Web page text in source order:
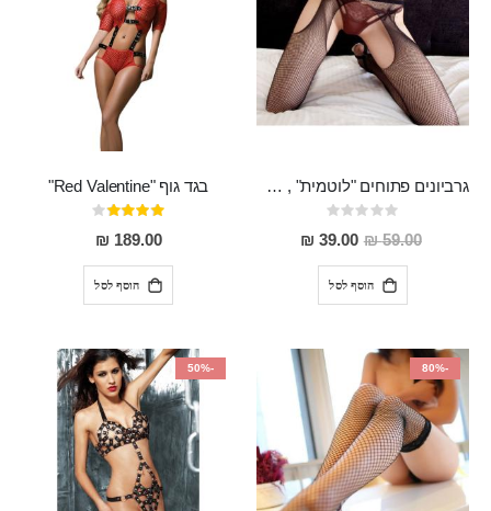
גרביונים פתוחים "לוטמית" , מפתים, מדגישים את מראה הישבן
Rating:
0%
59.00 ₪
מחיר
מבצע
39.00 ₪
הוסף לסל
בגד גוף "Red Valentine"
דירוג:
80%
189.00 ₪
הוסף לסל
-80%
-50%